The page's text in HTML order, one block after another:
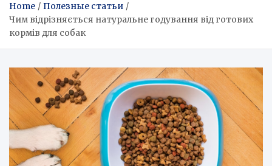
Home
Полезные статьи
Чим відрізняється натуральне годування від готових
кормів для собак